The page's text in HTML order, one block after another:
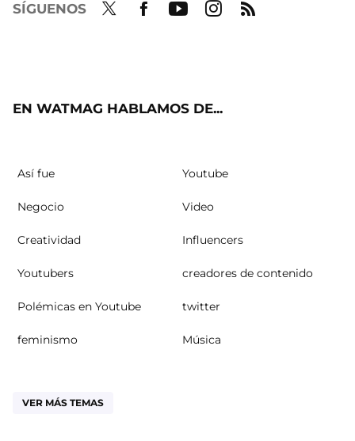
SÍGUENOS
EN WATMAG HABLAMOS DE...
Así fue Youtube
Negocio Video
Creatividad Influencers
Youtubers creadores de contenido
Polémicas en Youtube twitter
feminismo Música
VER MÁS TEMAS